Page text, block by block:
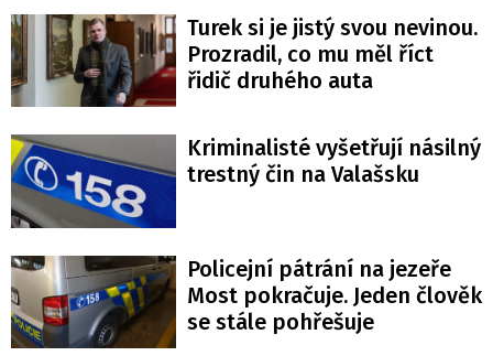
Turek si je jistý svou nevinou.
Prozradil, co mu měl říct
řidič druhého auta
Kriminalisté vyšetřují násilný
trestný čin na Valašsku
Policejní pátrání na jezeře
Most pokračuje. Jeden člověk
se stále pohřešuje